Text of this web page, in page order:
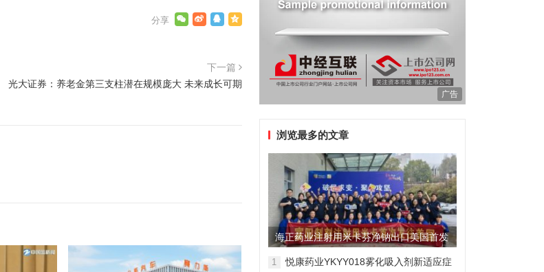
下一篇
光大证券：养老金第三支柱潜在规模庞大 未来成长可期
广告
浏览最多的文章
海正药业注射用米卡芬净钠出口美国首发
制剂全球化迈出关键一步
1
悦康药业YKYY018雾化吸入剂新适应症